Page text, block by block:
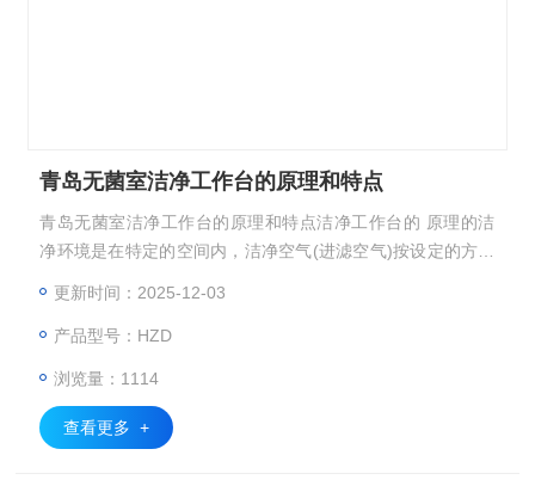
青岛无菌室洁净工作台的原理和特点
青岛无菌室洁净工作台的原理和特点洁净工作台的 原理的洁
净环境是在特定的空间内，洁净空气(进滤空气)按设定的方向
更新时间：2025-12-03
产品型号：HZD
浏览量：1114
查看更多 +